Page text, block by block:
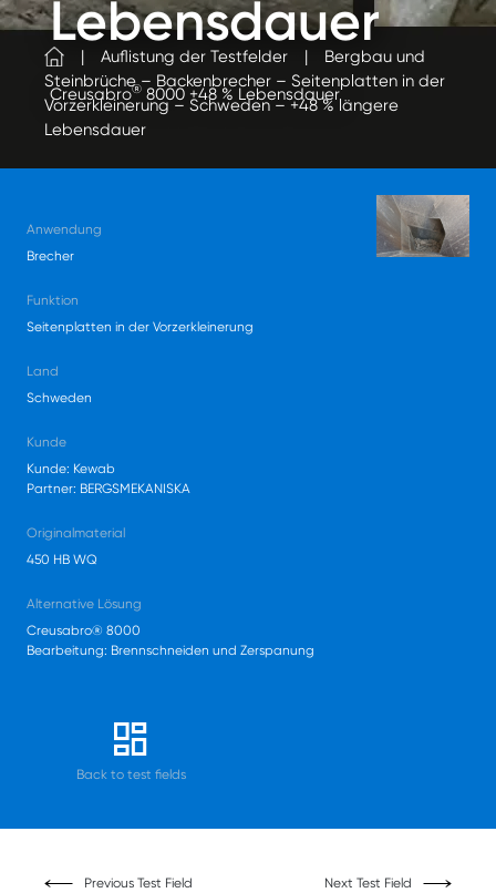
Lebensdauer
Creusabro® 8000 +48 % Lebensdauer
Auflistung der Testfelder
Bergbau und
Steinbrüche – Backenbrecher – Seitenplatten in der
Vorzerkleinerung – Schweden – +48 % längere
Lebensdauer
Anwendung
Brecher
Funktion
Seitenplatten in der Vorzerkleinerung
Land
Schweden
Kunde
Kunde: Kewab
Partner: BERGSMEKANISKA
Originalmaterial
450 HB WQ
Alternative Lösung
Creusabro® 8000
Bearbeitung: Brennschneiden und Zerspanung
Back to test fields
Previous Test Field Next Test Field